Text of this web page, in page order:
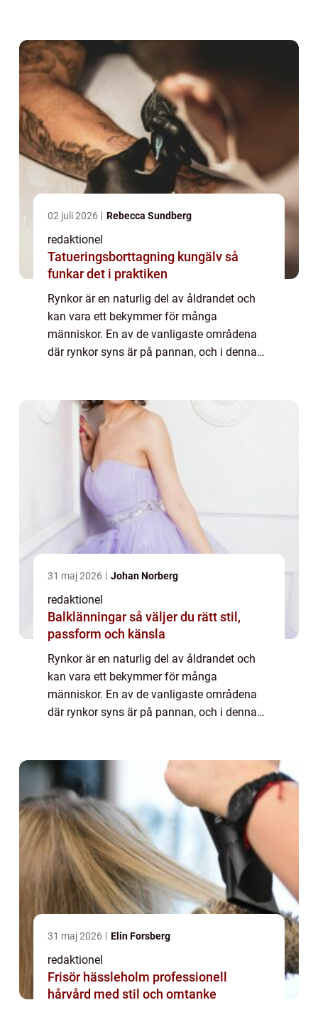
på ...
02 juli 2026 Rebecca Sundberg
redaktionel
Tatueringsborttagning kungälv så
funkar det i praktiken
Rynkor är en naturlig del av åldrandet och
kan vara ett bekymmer för många
människor. En av de vanligaste områdena
där rynkor syns är på pannan, och i denna
31 maj 2026 Johan Norberg
redaktionel
Balklänningar så väljer du rätt stil,
passform och känsla
Rynkor är en naturlig del av åldrandet och
kan vara ett bekymmer för många
människor. En av de vanligaste områdena
där rynkor syns är på pannan, och i denna
på ...
31 maj 2026 Elin Forsberg
redaktionel
Frisör hässleholm professionell
hårvård med stil och omtanke